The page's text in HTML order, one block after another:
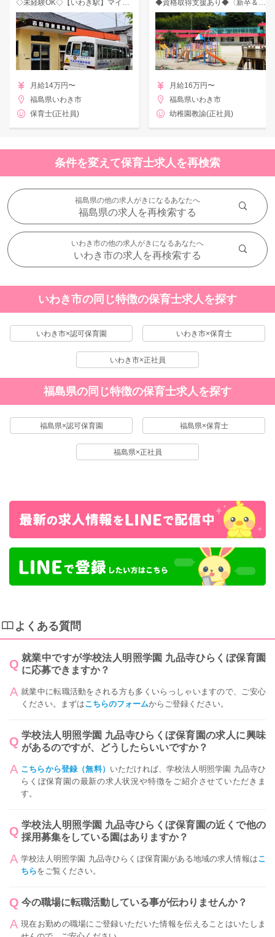
◇未経験OK◇【いわき駅】マイカー通勤可能☆園児180名の幼稚園のお仕事♪
月給14万円〜
福島県いわき市
保育士(正社員)
◆資格取得支援あり◆〈新卒＆未経験OK♪〉お子さまを預けながらの就業も可能です★
月給16万円〜
福島県いわき市
幼稚園教諭(正社員)
条件を変えて保育士求人を再検索
福島県の他の求人がきになるあなたへ
福島県の求人を再検索する
いわき市の他の求人がきになるあなたへ
いわき市の求人を再検索する
いわき市の同じ特徴の保育士求人を探す
いわき市×認可保育園 いわき市×保育士
いわき市×正社員
福島県の同じ特徴の保育士求人を探す
福島県×認可保育園 福島県×保育士
福島県×正社員
よくある質問
就業中ですが学校法人明照学園 九品寺ひらくぼ保育園
に応募できますか？
就業中に転職活動をされる方も多くいらっしゃいますので、ご安心
ください。まずはこちらのフォームからご登録ください。
学校法人明照学園 九品寺ひらくぼ保育園の求人に興味
があるのですが、どうしたらいいですか？
こちらから登録（無料） いただければ、学校法人明照学園 九品寺ひ
らくぼ保育園の最新の求人状況や特徴をご紹介させていただきま
す。
学校法人明照学園 九品寺ひらくぼ保育園の近くで他の
採用募集をしている園はありますか？
学校法人明照学園 九品寺ひらくぼ保育園がある地域の求人情報はこ
ちらをご覧ください。
今の職場に転職活動している事が伝わりませんか？
現在お勤めの職場にご登録いただいた情報を伝えることはいたしま